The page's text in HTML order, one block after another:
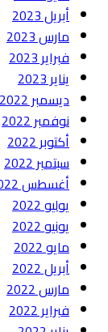
أبريل 2023
مارس 2023
فبراير 2023
يناير 2023
ديسمبر 2022
نوفمبر 2022
أكتوبر 2022
سبتمبر 2022
أغسطس 2022
يوليو 2022
يونيو 2022
مايو 2022
أبريل 2022
مارس 2022
فبراير 2022